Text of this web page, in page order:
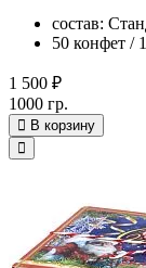
состав:
50 конфет /
1 500 ₽
1000 гр.
В корзину